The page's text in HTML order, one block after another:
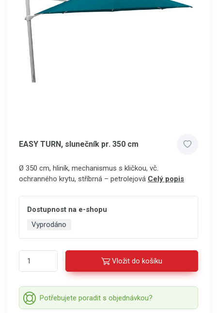
EASY TURN, slunečník pr. 350 cm
Ø 350 cm, hliník, mechanismus s kličkou, vč.
ochranného krytu, stříbrná – petrolejová Celý popis
Dostupnost na e-shopu
Vyprodáno
Vložit do košíku
Potřebujete poradit s objednávkou?